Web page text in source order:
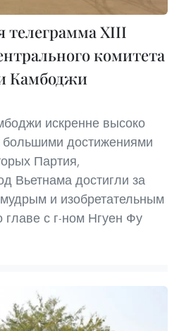
телеграмма XIII
комитета
Камбоджи
искренне высоко
большими достижениями
Партия,
Вьетнама достигли за
и изобретательным
с г-ном Нгуен Фу